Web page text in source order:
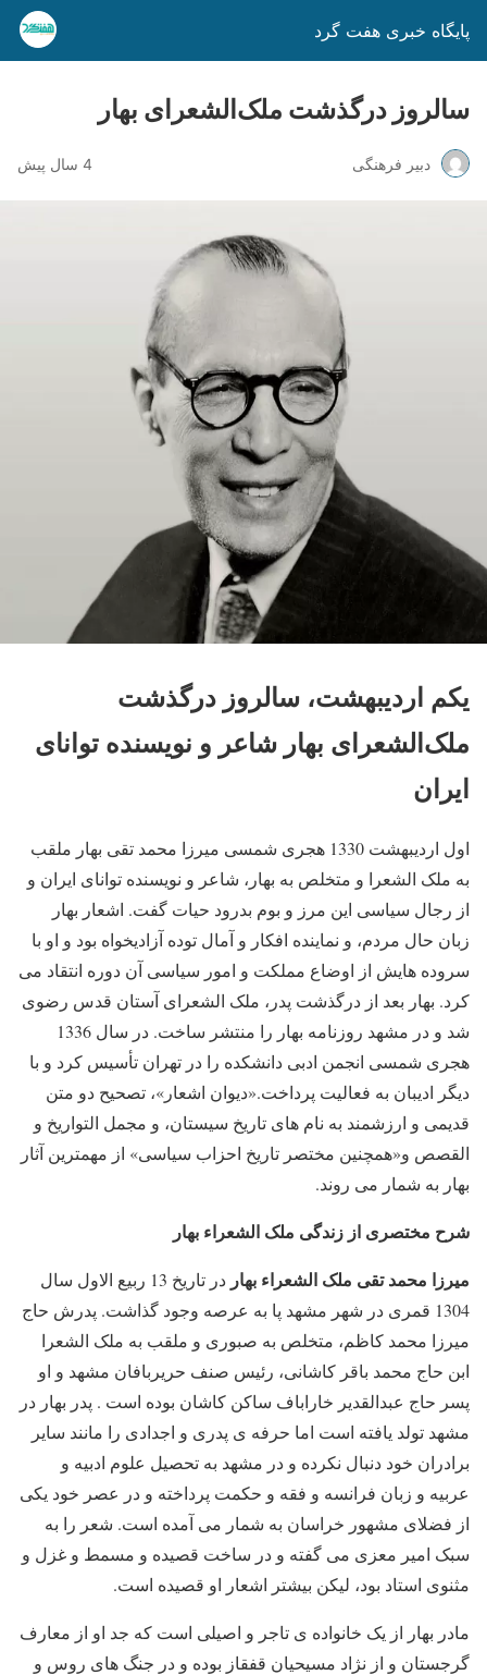
پایگاه خبری هفت گرد
سالروز درگذشت ملک‌الشعرای بهار
دبیر فرهنگی 4 سال پیش
یکم اردیبهشت، سالروز درگذشت
ملک‌الشعرای بهار شاعر و نویسنده توانای
ایران
اول اردیبهشت 1330 هجری شمسی میرزا محمد تقی بهار ملقب
به ملک الشعرا و متخلص به بهار، شاعر و نویسنده توانای ایران و
از رجال سیاسی این مرز و بوم بدرود حیات گفت. اشعار بهار
زبان حال مردم، و نماینده افکار و آمال توده آزادیخواه بود و او با
سروده هایش از اوضاع مملکت و امور سیاسی آن دوره انتقاد می
کرد. بهار بعد از درگذشت پدر، ملک الشعرای آستان قدس رضوی
شد و در مشهد روزنامه بهار را منتشر ساخت. در سال 1336
هجری شمسی انجمن ادبی دانشکده را در تهران تأسیس کرد و با
دیگر ادیبان به فعالیت پرداخت.«دیوان اشعار»، تصحیح دو متن
قدیمی و ارزشمند به نام های تاریخ سیستان، و مجمل التواریخ و
القصص و«همچنین مختصر تاریخ احزاب سیاسی» از مهمترین آثار
بهار به شمار می روند.
شرح مختصری از زندگی ملک الشعراء بهار
میرزا محمد تقی ملک الشعراء بهار
در تاریخ 13 ربیع الاول سال
1304 قمری در شهر مشهد پا به عرصه وجود گذاشت. پدرش حاج
میرزا محمد کاظم، متخلص به صبوری و ملقب به ملک الشعرا
ابن حاج محمد باقر کاشانی، رئیس صنف حریربافان مشهد و او
پسر حاج عبدالقدیر خاراباف ساکن کاشان بوده است . پدر بهار در
مشهد تولد یافته است اما حرفه ی پدری و اجدادی را مانند سایر
برادران خود دنبال نکرده و در مشهد به تحصیل علوم ادبیه و
عربیه و زبان فرانسه و فقه و حکمت پرداخته و در عصر خود یکی
از فضلای مشهور خراسان به شمار می آمده است. شعر را به
سبک امیر معزی می گفته و در ساخت قصیده و مسمط و غزل و
مثنوی استاد بود، لیکن بیشتر اشعار او قصیده است.
مادر بهار از یک خانواده ی تاجر و اصیلی است که جد او از معارف
گرجستان و از نژاد مسیحیان قفقاز بوده و در جنگ های روس و